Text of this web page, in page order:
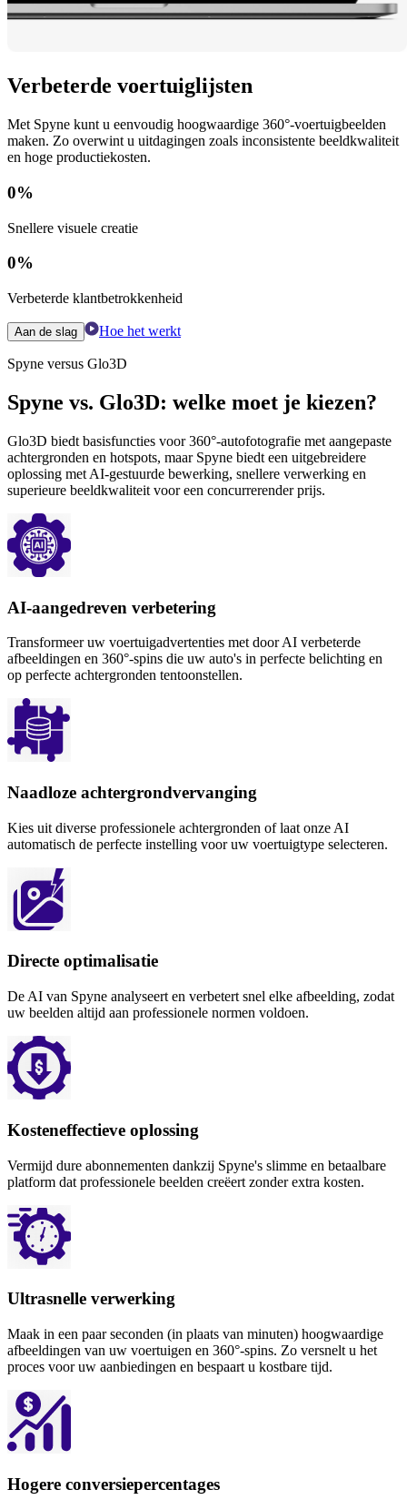
Verbeterde voertuiglijsten
Met Spyne kunt u eenvoudig hoogwaardige 360°-voertuigbeelden
maken. Zo overwint u uitdagingen zoals inconsistente beeldkwaliteit
en hoge productiekosten.
0%
Snellere visuele creatie
0%
Verbeterde klantbetrokkenheid
Aan de slag Hoe het werkt
Spyne versus Glo3D
Spyne vs. Glo3D: welke moet je kiezen?
Glo3D biedt basisfuncties voor 360°-autofotografie met aangepaste
achtergronden en hotspots, maar Spyne biedt een uitgebreidere
oplossing met AI-gestuurde bewerking, snellere verwerking en
superieure beeldkwaliteit voor een concurrerender prijs.
AI-aangedreven verbetering
Transformeer uw voertuigadvertenties met door AI verbeterde
afbeeldingen en 360°-spins die uw auto's in perfecte belichting en
op perfecte achtergronden tentoonstellen.
Naadloze achtergrondvervanging
Kies uit diverse professionele achtergronden of laat onze AI
automatisch de perfecte instelling voor uw voertuigtype selecteren.
Directe optimalisatie
De AI van Spyne analyseert en verbetert snel elke afbeelding, zodat
uw beelden altijd aan professionele normen voldoen.
Kosteneffectieve oplossing
Vermijd dure abonnementen dankzij Spyne's slimme en betaalbare
platform dat professionele beelden creëert zonder extra kosten.
Ultrasnelle verwerking
Maak in een paar seconden (in plaats van minuten) hoogwaardige
afbeeldingen van uw voertuigen en 360°-spins. Zo versnelt u het
proces voor uw aanbiedingen en bespaart u kostbare tijd.
Hogere conversiepercentages